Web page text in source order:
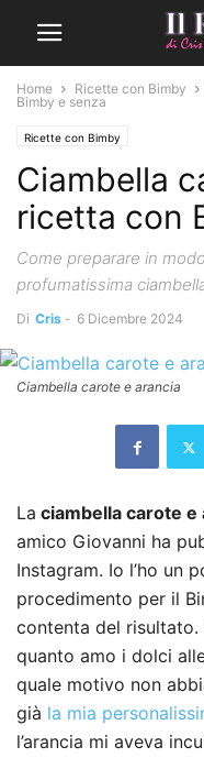
Home Ricette con Bimby
Bimby e senza
Ricette con Bimby
Ciambella
ricetta con
Come preparare in
profumatissima
Di Cris - 6 Dicembre 2024
Ciambella carote e arancia
La ciambella carote e
amico Giovanni ha
Instagram. Io l’ho un
procedimento per il
contenta del risultato.
quanto amo i dolci
quale motivo non
già la mia
l’arancia mi aveva